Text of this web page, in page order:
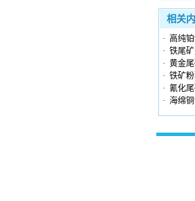
相关
· 高纯
· 铁尾
· 黄金
· 铁矿
· 氰化
· 海绵